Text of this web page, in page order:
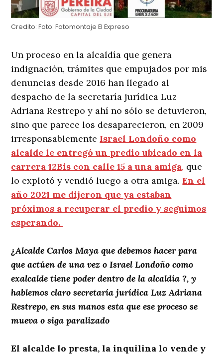
Credito: Foto: Fotomontaje El Expreso
Un proceso en la alcaldía que genera
indignación, trámites que empujados por mis
denuncias desde 2016 han llegado al
despacho de la secretaría jurídica Luz
Adriana Restrepo y ahí no sólo se detuvieron,
sino que parece los desaparecieron, en 2009
irresponsablemente Israel Londoño como
alcalde le entregó un predio ubicado en la
carrera 12Bis con calle 15 a una amiga, que
lo explotó y vendió luego a otra amiga.En el
año 2021 me dijeron que ya estaban
próximos a recuperar el predio y seguimos
esperando.
¿Alcalde Carlos Maya que debemos hacer para
que actúen de una vez o Israel Londoño como
exalcalde tiene poder dentro de la alcaldía ?, y
hablemos claro secretaría jurídica Luz Adriana
Restrepo, en sus manos esta que ese proceso se
mueva o siga paralizado
El alcalde lo presta, la inquilina lo vende y